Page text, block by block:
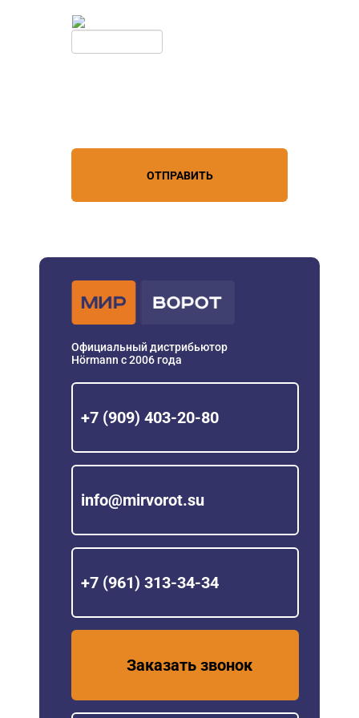
ОТПРАВИТЬ
Официальный дистрибьютор
Hörmann с 2006 года
+7 (909) 403-20-80
info@mirvorot.su
+7 (961) 313-34-34
Заказать звонок